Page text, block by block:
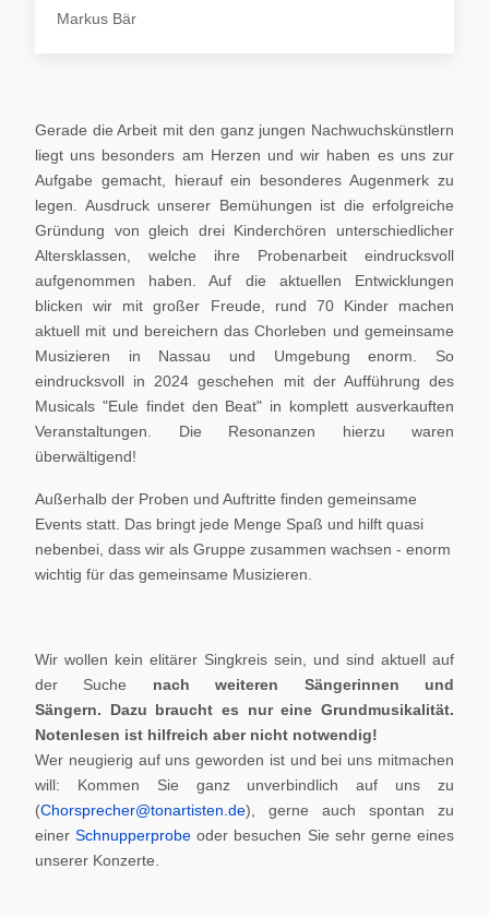
Markus Bär
Gerade die Arbeit mit den ganz jungen Nachwuchskünstlern
liegt uns besonders am Herzen und wir haben es uns zur
Aufgabe gemacht, hierauf ein besonderes Augenmerk zu
legen. Ausdruck unserer Bemühungen ist die erfolgreiche
Gründung von gleich drei Kinderchören unterschiedlicher
Altersklassen, welche ihre Probenarbeit eindrucksvoll
aufgenommen haben. Auf die aktuellen Entwicklungen
blicken wir mit großer Freude, rund 70 Kinder machen
aktuell mit und bereichern das Chorleben und gemeinsame
Musizieren in Nassau und Umgebung enorm. So
eindrucksvoll in 2024 geschehen mit der Aufführung des
Musicals "Eule findet den Beat" in komplett ausverkauften
Veranstaltungen. Die Resonanzen hierzu waren
überwältigend!
Außerhalb der Proben und Auftritte finden gemeinsame
Events statt. Das bringt jede Menge Spaß und hilft quasi
nebenbei, dass wir als Gruppe zusammen wachsen - enorm
wichtig für das gemeinsame Musizieren.
Wir wollen kein elitärer Singkreis sein, und sind aktuell auf
der Suche nach weiteren Sängerinnen und
Sängern. Dazu braucht es nur eine Grundmusikalität.
Notenlesen ist hilfreich aber nicht notwendig!
Wer neugierig auf uns geworden ist und bei uns mitmachen
will: Kommen Sie ganz unverbindlich auf uns zu
(Chorsprecher@tonartisten.de), gerne auch spontan zu
einerSchnupperprobe oder besuchen Sie sehr gerne eines
unserer Konzerte.